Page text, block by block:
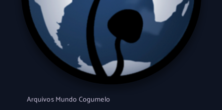
Arquivos Mundo Cogumelo